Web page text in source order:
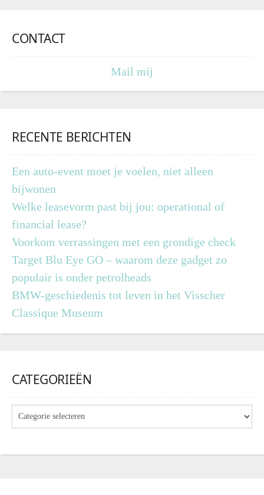
CONTACT
Mail mij
RECENTE BERICHTEN
Een auto-event moet je voelen, niet alleen
bijwonen
Welke leasevorm past bij jou: operational of
financial lease?
Voorkom verrassingen met een grondige check
Target Blu Eye GO – waarom deze gadget zo
populair is onder petrolheads
BMW-geschiedenis tot leven in het Visscher
Classique Museum
CATEGORIEËN